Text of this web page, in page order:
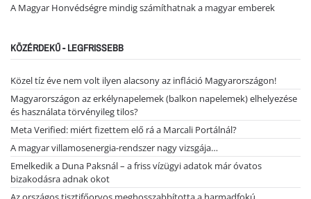
A Magyar Honvédségre mindig számíthatnak a magyar emberek
KÖZÉRDEKŰ - LEGFRISSEBB
Közel tíz éve nem volt ilyen alacsony az infláció Magyarországon!
Magyarországon az erkélynapelemek (balkon napelemek) elhelyezése
és használata törvényileg tilos?
Meta Verified: miért fizettem elő rá a Marcali Portálnál?
A magyar villamosenergia-rendszer nagy vizsgája…
Emelkedik a Duna Paksnál – a friss vízügyi adatok már óvatos
bizakodásra adnak okot